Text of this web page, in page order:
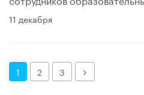
11 декабря
1 2 3 Далее